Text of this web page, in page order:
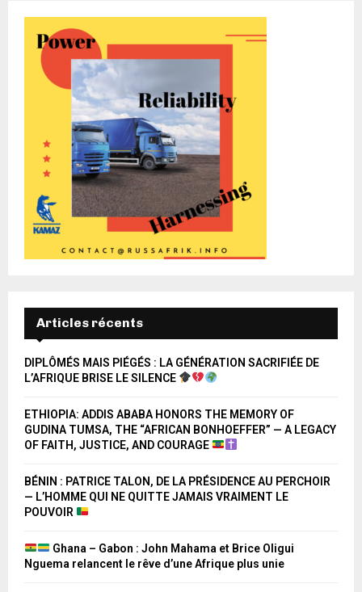
Articles récents
DIPLÔMÉS MAIS PIÉGÉS : LA GÉNÉRATION SACRIFIÉE DE
L’AFRIQUE BRISE LE SILENCE
ETHIOPIA: ADDIS ABABA HONORS THE MEMORY OF
GUDINA TUMSA, THE “AFRICAN BONHOEFFER” — A LEGACY
OF FAITH, JUSTICE, AND COURAGE
BÉNIN : PATRICE TALON, DE LA PRÉSIDENCE AU PERCHOIR
— L’HOMME QUI NE QUITTE JAMAIS VRAIMENT LE
POUVOIR
Ghana – Gabon : John Mahama et Brice Oligui
Nguema relancent le rêve d’une Afrique plus unie